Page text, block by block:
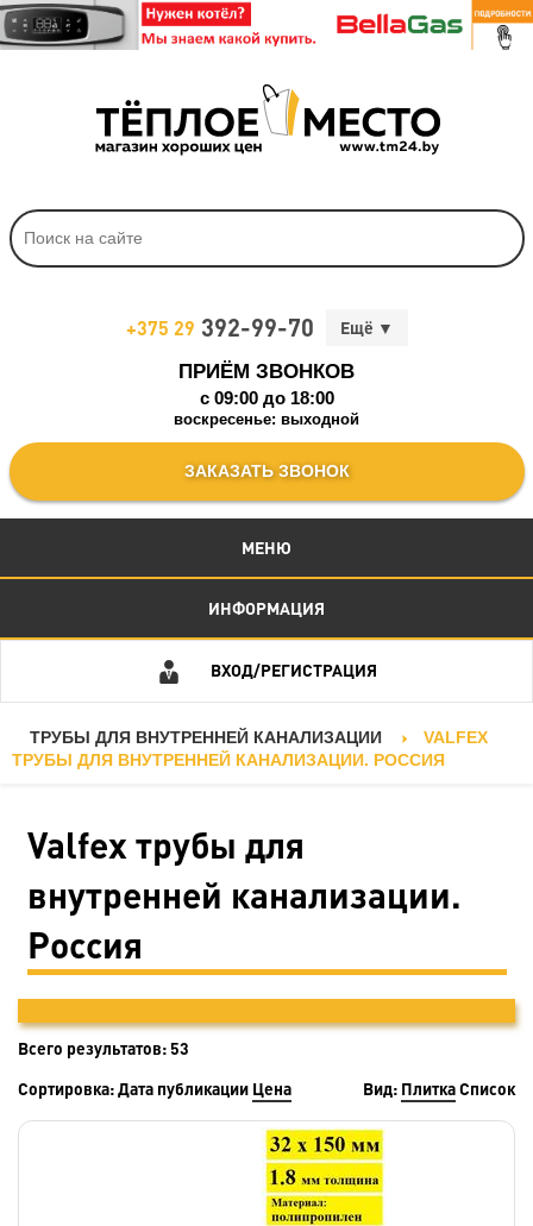
+375 29 392-99-70
ПРИЁМ ЗВОНКОВ
c 09:00 до 18:00
воскресенье: выходной
ЗАКАЗАТЬ ЗВОНОК
МЕНЮ
ИНФОРМАЦИЯ
ВХОД/РЕГИСТРАЦИЯ
ТРУБЫ ДЛЯ ВНУТРЕННЕЙ КАНАЛИЗАЦИИ
VALFEX
ТРУБЫ ДЛЯ ВНУТРЕННЕЙ КАНАЛИЗАЦИИ. РОССИЯ
Valfex трубы для
внутренней канализации.
Россия
Всего результатов:53
Сортировка:Дата публикации Цена Вид: ПлиткаСписок